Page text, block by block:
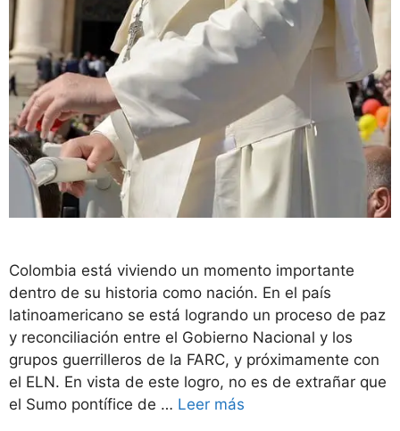
Colombia está viviendo un momento importante
dentro de su historia como nación. En el país
latinoamericano se está logrando un proceso de paz
y reconciliación entre el Gobierno Nacional y los
grupos guerrilleros de la FARC, y próximamente con
el ELN. En vista de este logro, no es de extrañar que
el Sumo pontífice de … Leer más